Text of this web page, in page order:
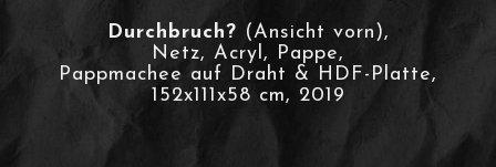
Durchbruch? (Ansicht vorn),
Netz, Acryl, Pappe,
Pappmachee auf Draht & HDF-Platte,
152x111x58 cm, 2019